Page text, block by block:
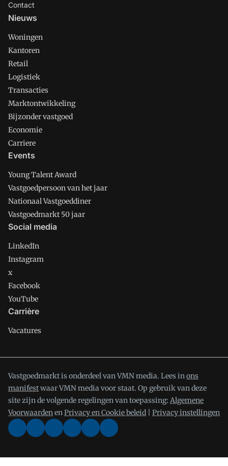
Contact
Nieuws
Woningen
Kantoren
Retail
Logistiek
Transacties
Marktontwikkeling
Bijzonder vastgoed
Economie
Carriere
Events
Young Talent Award
Vastgoedpersoon van het jaar
Nationaal Vastgoeddiner
Vastgoedmarkt 50 jaar
Social media
LinkedIn
Instagram
x
Facebook
YouTube
Carrière
Vacatures
Vastgoedmarkt is onderdeel van VMN media. Lees inons
manifestwaar VMN media voor staat. Op gebruik van deze
site zijn de volgende regelingen van toepassing: Algemene
VoorwaardenenPrivacy en Cookie beleid Privacy instellingen